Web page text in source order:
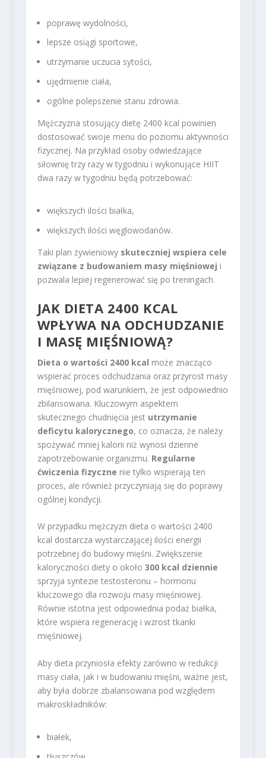
poprawę wydolności,
lepsze osiągi sportowe,
utrzymanie uczucia sytości,
ujędrnienie ciała,
ogólne polepszenie stanu zdrowia.
Mężczyzna stosujący dietę 2400 kcal powinien
dostosować swoje menu do poziomu aktywności
fizycznej. Na przykład osoby odwiedzające
siłownię trzy razy w tygodniu i wykonujące HIIT
dwa razy w tygodniu będą potrzebować:
większych ilości białka,
większych ilości węglowodanów.
Taki plan żywieniowy skuteczniej wspiera cele
związane z budowaniem masy mięśniowej i
pozwala lepiej regenerować się po treningach.
JAK DIETA 2400 KCAL
WPŁYWA NA ODCHUDZANIE
I MASĘ MIĘŚNIOWĄ?
Dieta o wartości 2400 kcal może znacząco
wspierać proces odchudzania oraz przyrost masy
mięśniowej, pod warunkiem, że jest odpowiednio
zbilansowana. Kluczowym aspektem
skutecznego chudnięcia jest utrzymanie
deficytu kalorycznego, co oznacza, że należy
spożywać mniej kalorii niż wynosi dzienne
zapotrzebowanie organizmu. Regularne
ćwiczenia fizyczne nie tylko wspierają ten
proces, ale również przyczyniają się do poprawy
ogólnej kondycji.
W przypadku mężczyzn dieta o wartości 2400
kcal dostarcza wystarczającej ilości energii
potrzebnej do budowy mięśni. Zwiększenie
kaloryczności diety o około 300 kcal dziennie
sprzyja syntezie testosteronu – hormonu
kluczowego dla rozwoju masy mięśniowej.
Równie istotna jest odpowiednia podaż białka,
które wspiera regenerację i wzrost tkanki
mięśniowej.
Aby dieta przyniosła efekty zarówno w redukcji
masy ciała, jak i w budowaniu mięśni, ważne jest,
aby była dobrze zbalansowana pod względem
makroskładników:
białek,